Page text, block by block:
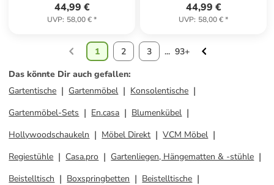
44,99 €
UVP: 58,00 €*
44,99 €
UVP: 58,00 €*
1 2 3 ... 93+
Das könnte Dir auch gefallen:
Gartentische
Gartenmöbel
Konsolentische
Gartenmöbel-Sets
En.casa
Blumenkübel
Hollywoodschaukeln
Möbel Direkt
VCM Möbel
Regiestühle
Casa.pro
Gartenliegen, Hängematten & -stühle
Beistelltisch
Boxspringbetten
Beistelltische